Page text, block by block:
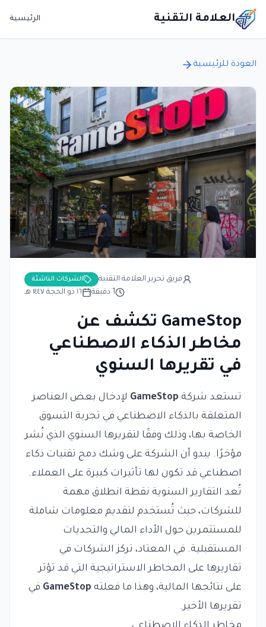
العلامة التقنية الرئيسية
العودة للرئيسية
الشركات الناشئة
فريق تحرير العلامة التقنية
١٦ ذو الحجة ١٤٤٧ هـ
1 دقيقة
GameStop تكشف عن
مخاطر الذكاء الاصطناعي
في تقريرها السنوي
تستعد شركة GameStop لإدخال بعض العناصر
المتعلقة بالذكاء الاصطناعي في تجربة التسوق
الخاصة بها، وذلك وفقًا لتقريرها السنوي الذي نُشر
مؤخرًا. يبدو أن الشركة على وشك دمج تقنيات ذكاء
اصطناعي قد تكون لها تأثيرات كبيرة على العملاء.
تُعد التقارير السنوية نقطة انطلاق مهمة
للشركات، حيث تُستخدم لتقديم معلومات شاملة
للمستثمرين حول الأداء المالي والتحديات
المستقبلية. في المعتاد، تركز الشركات في
تقاريرها على المخاطر الاستراتيجية التي قد تؤثر
على نتائجها المالية، وهذا ما فعلته GameStop في
تقريرها الأخير.